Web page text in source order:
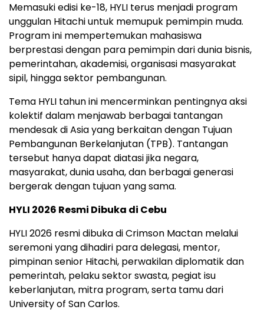
Memasuki edisi ke-18, HYLI terus menjadi program
unggulan Hitachi untuk memupuk pemimpin muda.
Program ini mempertemukan mahasiswa
berprestasi dengan para pemimpin dari dunia bisnis,
pemerintahan, akademisi, organisasi masyarakat
sipil, hingga sektor pembangunan.
Tema HYLI tahun ini mencerminkan pentingnya aksi
kolektif dalam menjawab berbagai tantangan
mendesak di Asia yang berkaitan dengan Tujuan
Pembangunan Berkelanjutan (TPB). Tantangan
tersebut hanya dapat diatasi jika negara,
masyarakat, dunia usaha, dan berbagai generasi
bergerak dengan tujuan yang sama.
HYLI 2026 Resmi Dibuka di Cebu
HYLI 2026 resmi dibuka di Crimson Mactan melalui
seremoni yang dihadiri para delegasi, mentor,
pimpinan senior Hitachi, perwakilan diplomatik dan
pemerintah, pelaku sektor swasta, pegiat isu
keberlanjutan, mitra program, serta tamu dari
University of San Carlos.